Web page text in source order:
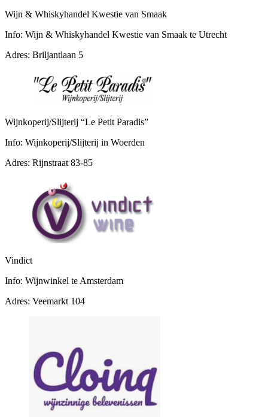
Wijn & Whiskyhandel Kwestie van Smaak
Info: Wijn & Whiskyhandel Kwestie van Smaak te Utrecht
Adres: Briljantlaan 5
Wijnkoperij/Slijterij “Le Petit Paradis”
Info: Wijnkoperij/Slijterij in Woerden
Adres: Rijnstraat 83-85
Vindict
Info: Wijnwinkel te Amsterdam
Adres: Veemarkt 104